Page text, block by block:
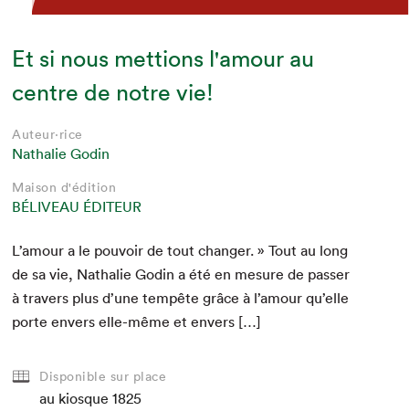
Et si nous mettions l'amour au
centre de notre vie!
Auteur·rice
Nathalie Godin
Maison d'édition
BÉLIVEAU ÉDITEUR
L’amour a le pou­voir de tout chang­er. » Tout au long
de sa vie, Nathalie Godin a été en mesure de pass­er
à tra­vers plus d’une tem­pête grâce à l’amour qu’elle
porte envers elle-même et envers […]
Disponible sur place
au kiosque 1825